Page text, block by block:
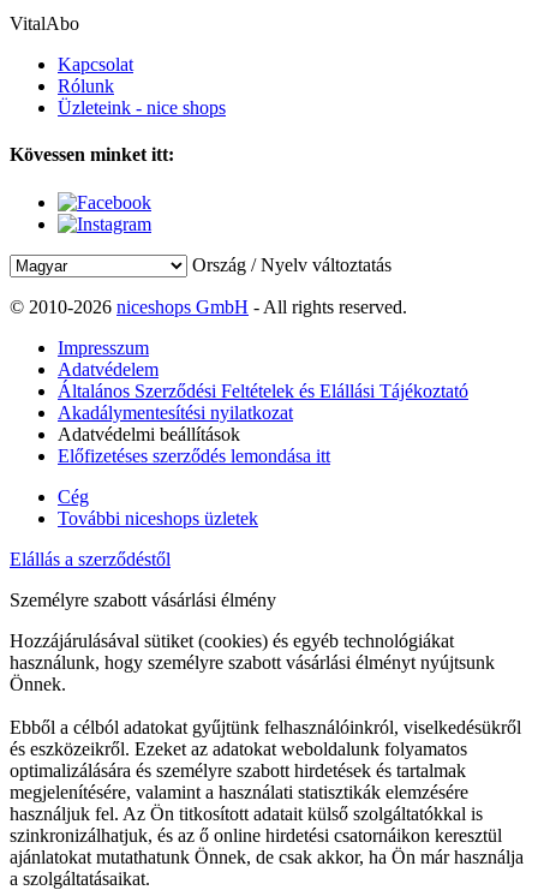
VitalAbo
Kapcsolat
Rólunk
Üzleteink - nice shops
Kövessen minket itt:
Ország / Nyelv változtatás
© 2010-2026 niceshops GmbH - All rights reserved.
Impresszum
Adatvédelem
Általános Szerződési Feltételek és Elállási Tájékoztató
Akadálymentesítési nyilatkozat
Adatvédelmi beállítások
Előfizetéses szerződés lemondása itt
Cég
További niceshops üzletek
Elállás a szerződéstől
Személyre szabott vásárlási élmény
Hozzájárulásával sütiket (cookies) és egyéb technológiákat
használunk, hogy személyre szabott vásárlási élményt nyújtsunk
Önnek.
Ebből a célból adatokat gyűjtünk felhasználóinkról, viselkedésükről
és eszközeikről. Ezeket az adatokat weboldalunk folyamatos
optimalizálására és személyre szabott hirdetések és tartalmak
megjelenítésére, valamint a használati statisztikák elemzésére
használjuk fel. Az Ön titkosított adatait külső szolgáltatókkal is
szinkronizálhatjuk, és az ő online hirdetési csatornáikon keresztül
ajánlatokat mutathatunk Önnek, de csak akkor, ha Ön már használja
a szolgáltatásaikat.